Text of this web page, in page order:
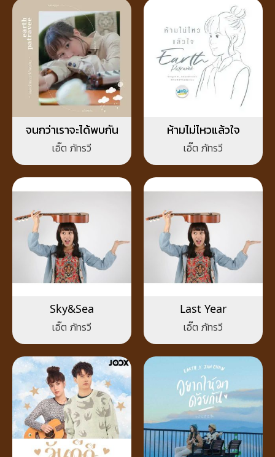
จนกว่าเราจะได้พบกัน
เอิ๊ต ภัทรวี
ห้ามไม่ไหวแล้วใจ
เอิ๊ต ภัทรวี
Sky&Sea
เอิ๊ต ภัทรวี
Last Year
เอิ๊ต ภัทรวี